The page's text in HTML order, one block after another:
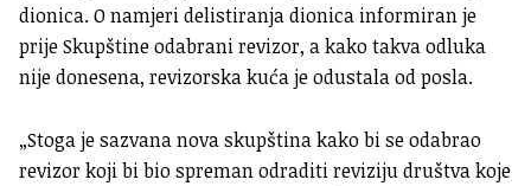
dionica. O namjeri delistiranja dionica informiran je
prije Skupštine odabrani revizor, a kako takva odluka
nije donesena, revizorska kuća je odustala od posla.
„Stoga je sazvana nova skupština kako bi se odabrao
revizor koji bi bio spreman odraditi reviziju društva koje